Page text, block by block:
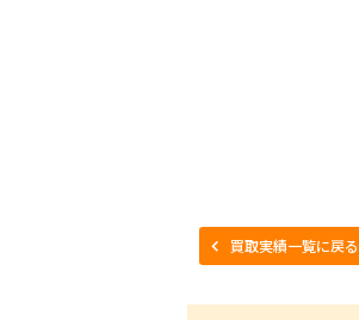
買取実績一覧に戻る